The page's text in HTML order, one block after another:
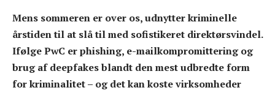
Mens sommeren er over os, udnytter kriminelle
årstiden til at slå til med sofistikeret direktørsvindel.
Ifølge PwC er phishing, e-mailkompromittering og
brug af deepfakes blandt den mest udbredte form
for kriminalitet – og det kan koste virksomheder